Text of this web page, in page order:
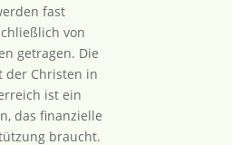
fast
von
getragen. Die
der Christen in
ist ein
das finanzielle
braucht.